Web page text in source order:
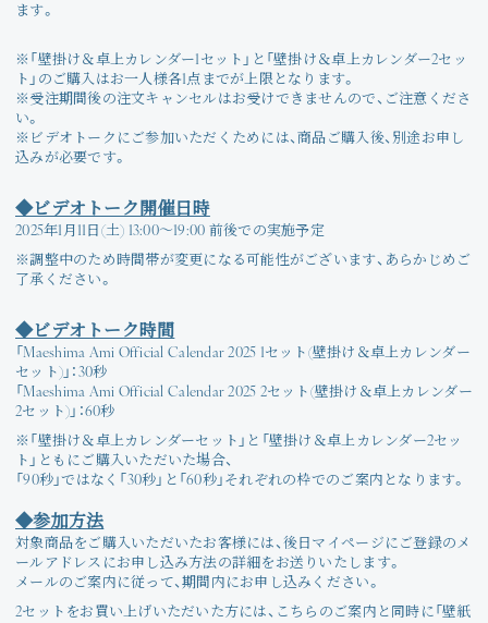
ます。
※「壁掛け＆卓上カレンダー1セット」と「壁掛け＆卓上カレンダー2セッ
ト」のご購入はお一人様各1点までが上限となります。
※受注期間後の注文キャンセルはお受けできませんので、ご注意くださ
い。
※ビデオトークにご参加いただくためには、商品ご購入後、別途お申し
込みが必要です。
◆ビデオトーク開催日時
2025年1月11日(土) 13:00〜19:00 前後での実施予定
※調整中のため時間帯が変更になる可能性がございます、あらかじめご
了承ください。
◆ビデオトーク時間
「Maeshima Ami Official Calendar 2025 1セット(壁掛け＆卓上カレンダー
セット)」：30秒
「Maeshima Ami Official Calendar 2025 2セット(壁掛け＆卓上カレンダー
2セット)」：60秒
※「壁掛け＆卓上カレンダーセット」と「壁掛け＆卓上カレンダー2セッ
ト」ともにご購入いただいた場合、
「90秒」ではなく「30秒」と「60秒」それぞれの枠でのご案内となります。
◆参加方法
対象商品をご購入いただいたお客様には、後日 マイページ にご登録のメ
ールアドレスにお申し込み方法の詳細をお送りいたします。
メールのご案内に従って、期間内にお申し込みください。
2セットをお買い上げいただいた方には、こちらのご案内と同時に「壁紙